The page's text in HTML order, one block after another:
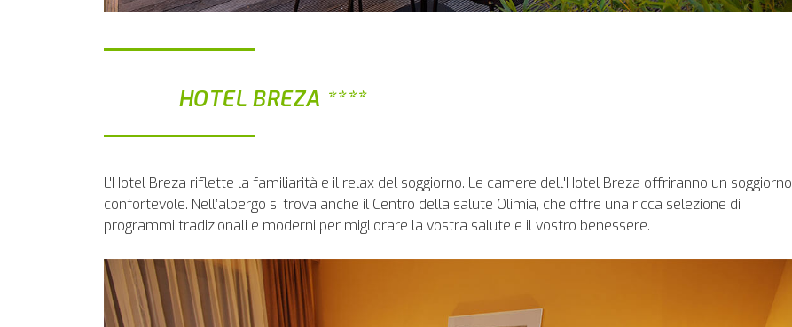
HOTEL BREZA ****
L'Hotel Breza riflette la familiarità e il relax del soggiorno. Le camere dell'Hotel Breza offriranno un soggiorno
confortevole. Nell’albergo si trova anche il Centro della salute Olimia, che offre una ricca selezione di
programmi tradizionali e moderni per migliorare la vostra salute e il vostro benessere.